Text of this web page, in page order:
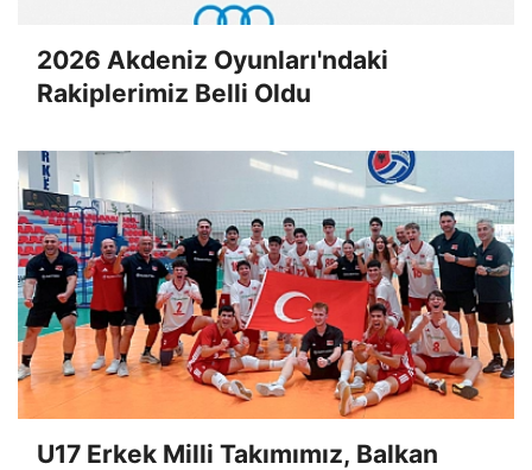
2026 Akdeniz Oyunları'ndaki
Rakiplerimiz Belli Oldu
U17 Erkek Milli Takımımız, Balkan